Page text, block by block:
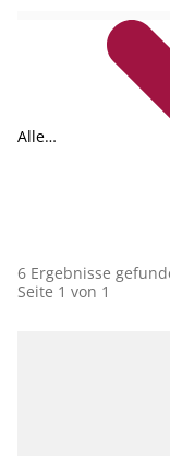
Alle
6 Ergebnisse
Seite 1 von 1